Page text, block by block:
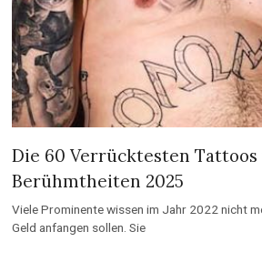
Die 60 Verrücktesten Tattoos
Berühmtheiten 2025
Viele Prominente wissen im Jahr 2022 nicht
Geld anfangen sollen. Sie